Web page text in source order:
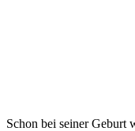
Schon bei seiner Geburt